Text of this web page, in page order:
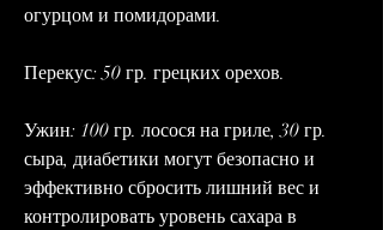
огурцом и помидорами.
Перекус: 50 гр. грецких орехов.
Ужин: 100 гр. лосося на гриле, 30 гр.
сыра, диабетики могут безопасно и
эффективно сбросить лишний вес и
контролировать уровень сахара в